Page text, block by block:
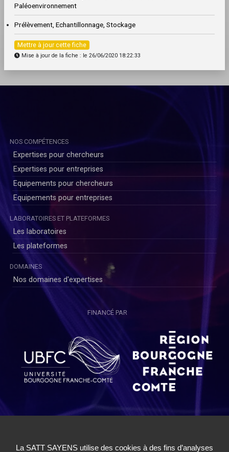
Paléoenvironnement
Prélèvement, Echantillonnage, Stockage
Mettre à jour cette fiche
Mise à jour de la fiche : le 26/06/2020 18:22:33
NOS COMPÉTENCES
Expertises pour chercheurs
Expertises pour entreprises
Equipements pour chercheurs
Equipements pour entreprises
LABORATOIRES ET PLATEFORMES
Les laboratoires
Les plateformes
DOMAINES
Nos domaines d'expertises
FINANCÉ PAR